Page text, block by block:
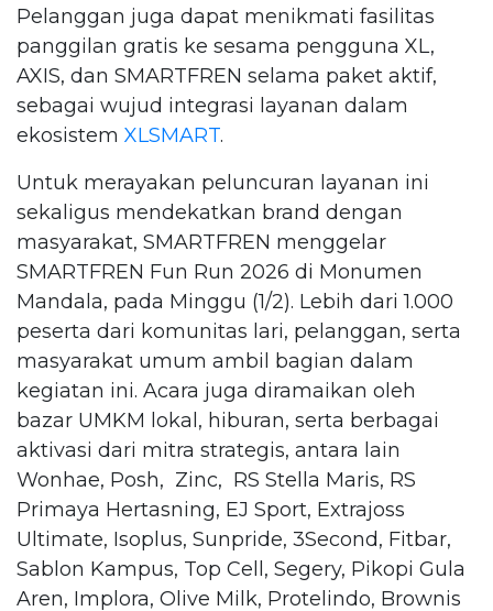
Pelanggan juga dapat menikmati fasilitas
panggilan gratis ke sesama pengguna XL,
AXIS, dan SMARTFREN selama paket aktif,
sebagai wujud integrasi layanan dalam
ekosistem XLSMART.
Untuk merayakan peluncuran layanan ini
sekaligus mendekatkan brand dengan
masyarakat, SMARTFREN menggelar
SMARTFREN Fun Run 2026 di Monumen
Mandala, pada Minggu (1/2). Lebih dari 1.000
peserta dari komunitas lari, pelanggan, serta
masyarakat umum ambil bagian dalam
kegiatan ini. Acara juga diramaikan oleh
bazar UMKM lokal, hiburan, serta berbagai
aktivasi dari mitra strategis, antara lain
Wonhae, Posh, Zinc, RS Stella Maris, RS
Primaya Hertasning, EJ Sport, Extrajoss
Ultimate, Isoplus, Sunpride, 3Second, Fitbar,
Sablon Kampus, Top Cell, Segery, Pikopi Gula
Aren, Implora, Olive Milk, Protelindo, Brownis